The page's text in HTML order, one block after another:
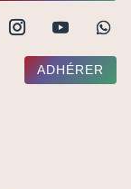
ADHÉRER